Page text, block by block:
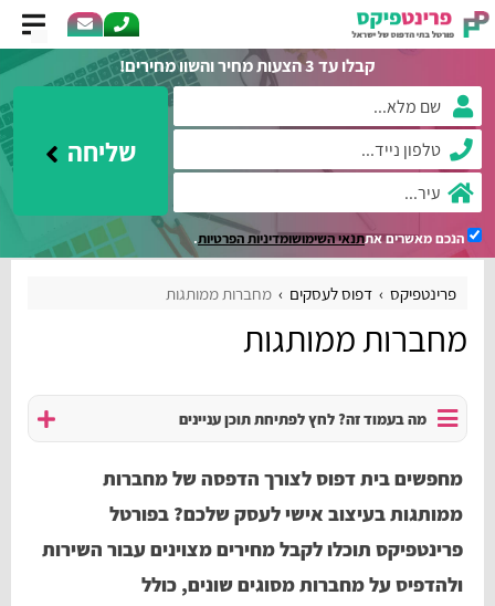
קבלו עד 3 הצעות מחיר והשוו מחירים!
שליחה
הנכם מאשרים אתתנאי השימושומדיניות הפרטיות.
פרינטפיקס דפוס לעסקים מחברות ממותגות
מחברות ממותגות
מה בעמוד זה? לחץ לפתיחת תוכן עניינים
מחפשים בית דפוס לצורך הדפסה של מחברות
ממותגות בעיצוב אישי לעסק שלכם? בפורטל
פרינטפיקס תוכלו לקבל מחירים מצוינים עבור השירות
ולהדפיס על מחברות מסוגים שונים, כולל